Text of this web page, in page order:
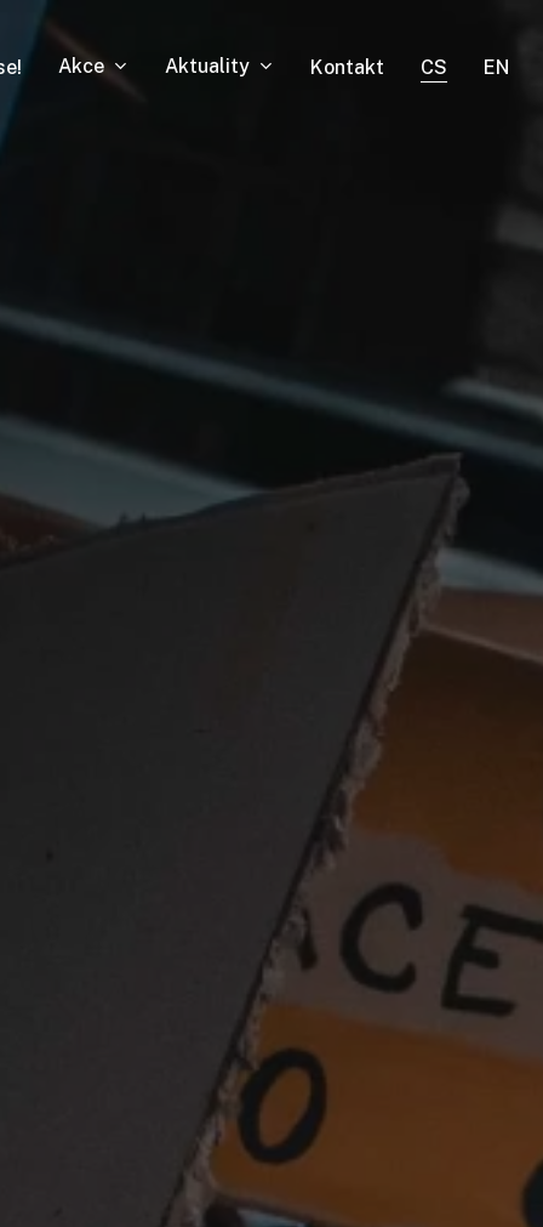
Akce Aktuality Kontakt CS EN